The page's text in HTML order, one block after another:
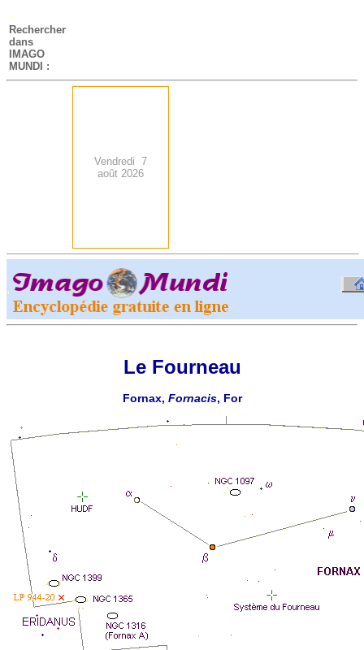
-
Rechercher
dans
IMAGO
MUNDI :
Vendredi 7
août 2026
.
-
Le Fourneau
Fornax, Fornacis, For